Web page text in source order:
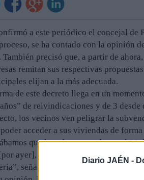
Diario JAÉN -
a este periódico el concejal de
se ha contado con la opinión
También precisó que, a partir de
remitan sus respectivas
elijan a la más adecuada.
de este decreto llega en un
de reivindicaciones y de 3
los vecinos ven peligrar la
acceder a sus viviendas de
que la prórroga era hasta el
ayer], si el arreglo del camino no
señaló, desde la asociación de